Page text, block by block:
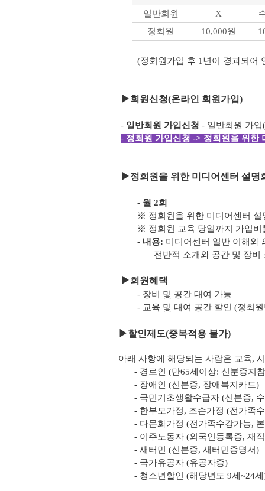
일반회원
X
정회원
10,000원
(정회원가입 후 1년이 경과되어
▶회원신청(온라인 회원가입)
- 일반회원 가입신청 - 일반회원 가입
- 정회원 가입신청 -> 정회원을 위한
▶정회원을 위한 미디어센터 설명
- 월 2회
※ 정회원을 위한 미디어센터 설
※ 정회원 교육 당일까지 가입비
- 내용: 미디어센터 일반 이해와
전반적 소개와 공간 및 장
▶회원혜택
- 장비 및 공간 대여 가능
- 교육 및 대여 공간 할인 (정회
▶할인제도(중복적용 불가)
아래 사항에 해당되는 사람은 교육,
- 경로인 (만65세이상: 신분증지
- 장애인 (신분증, 장애복지카드)
- 국민기초생활수급자 (신분증,
- 한부모가정, 조손가정 (전가족
- 다문화가정 (전가족수강가능,
- 이주노동자 (외국인등록증, 재
- 새터민 (신분증, 새터민증명서)
- 국가유공자 (유공자증)
- 청소년할인 (해당년도 9세~24